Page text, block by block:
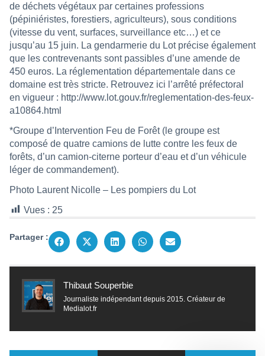
de déchets végétaux par certaines professions
(pépiniéristes, forestiers, agriculteurs), sous conditions
(vitesse du vent, surfaces, surveillance etc…) et ce
jusqu’au 15 juin. La gendarmerie du Lot précise également
que les contrevenants sont passibles d’une amende de
450 euros. La réglementation départementale dans ce
domaine est très stricte. Retrouvez ici l’arrêté préfectoral
en vigueur : http://www.lot.gouv.fr/reglementation-des-feux-
a10864.html
*Groupe d’Intervention Feu de Forêt (le groupe est
composé de quatre camions de lutte contre les feux de
forêts, d’un camion-citerne porteur d’eau et d’un véhicule
léger de commandement).
Photo Laurent Nicolle – Les pompiers du Lot
Vues : 25
Partager :
Thibaut Souperbie
Journaliste indépendant depuis 2015. Créateur de
Medialot.fr